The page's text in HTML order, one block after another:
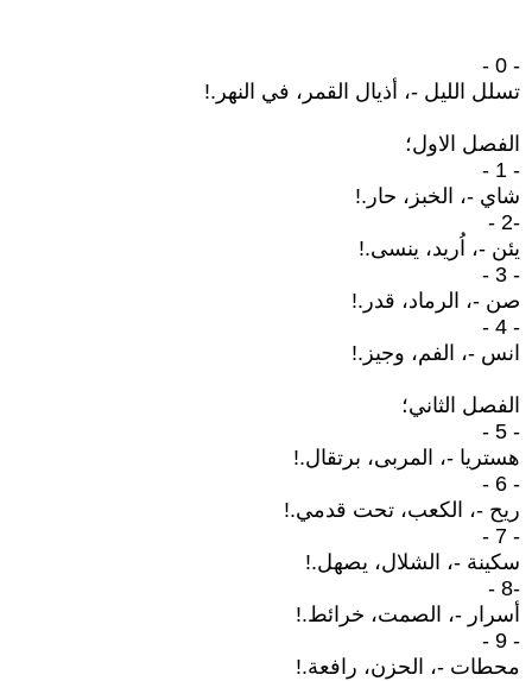
- 0 -
تسلل الليل -، أذيال القمر، في النهر.!
الفصل الاول؛
- 1 -
شاي -، الخبز، حار.!
-2 -
يئن -، اُريد، ينسى.!
- 3 -
صن -، الرماد، قدر.!
- 4 -
انس -، الفم، وجيز.!
الفصل الثاني؛
- 5 -
هستريا -، المربى، برتقال.!
- 6 -
ريح -، الكعب، تحت قدمي.!
- 7 -
سكينة -، الشلال، يصهل.!
-8 -
أسرار -، الصمت، خرائط.!
- 9 -
محطات -، الحزن، رافعة.!